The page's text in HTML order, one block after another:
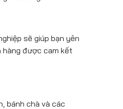
sẽ giúp bạn yên
hàng được cam kết
bánh chà và các